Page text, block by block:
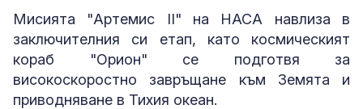
Мисията "Артемис II" на НАСА навлиза в
заключителния си етап, като космическият
кораб "Орион" се подготвя за
високоскоростно завръщане към Земята и
приводняване в Тихия океан.